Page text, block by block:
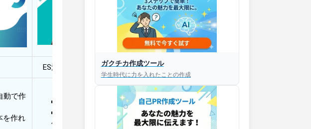
ES添削・面接対策アプリ【無料】
動で作
を作れ
30秒以内にあなたのESを添削
30秒以内にあなただけのESを
作成
ガクチカ作成ツール
学生時代に力を入れたことの作成